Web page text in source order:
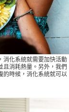
消化系統就需要加快活動
且消耗熱量。另外，我們
的時候，消化系統就可以